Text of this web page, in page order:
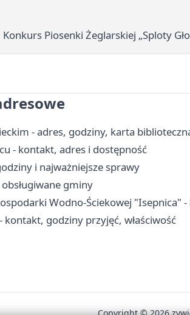
Konkurs Piosenki Żeglarskiej „Sploty
- adres, godziny, karta
- kontakt, adres i dostępność
i najważniejsze sprawy
gminy
Wodno-Ściekowej
godziny przyjęć, właściwość